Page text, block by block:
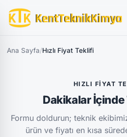
Ana Sayfa/Hızlı Fiyat Teklifi
HIZLI FIYAT
Dakikalar İçinde
Formu doldurun; teknik
ürün ve fiyatı en kısa